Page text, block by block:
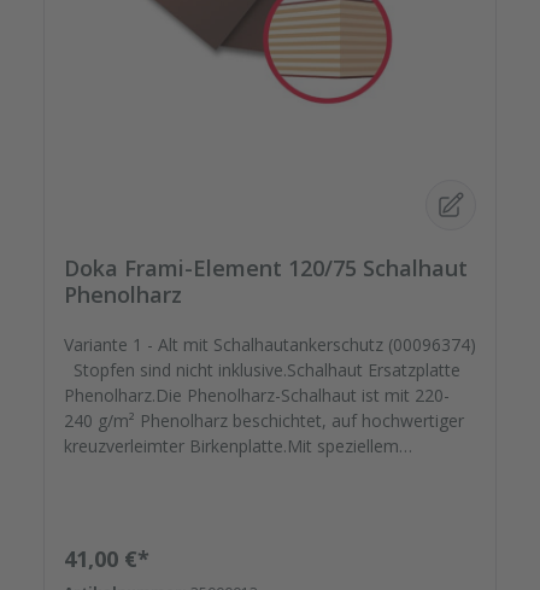
Doka Frami-Element 120/75 Schalhaut
Phenolharz
Variante 1 - Alt mit Schalhautankerschutz (00096374)
Stopfen sind nicht inklusive.Schalhaut Ersatzplatte
Phenolharz.Die Phenolharz-Schalhaut ist mit 220-
240 g/m² Phenolharz beschichtet, auf hochwertiger
kreuzverleimter Birkenplatte.Mit speziellem
verlassen.Bestellen Sie das komplette Zubehör zum
Sanieren gleich mit. - Von der Dichtfugenmasse,
Regulärer Preis:
41,00 €*